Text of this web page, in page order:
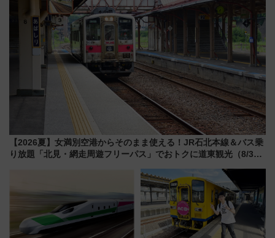
【2026夏】女満別空港からそのまま使える！JR石北本線＆バス乗
り放題「北見・網走周遊フリーパス」でおトクに道東観光（8/3発